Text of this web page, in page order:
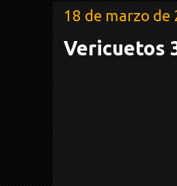
18 de marzo de
Vericuetos